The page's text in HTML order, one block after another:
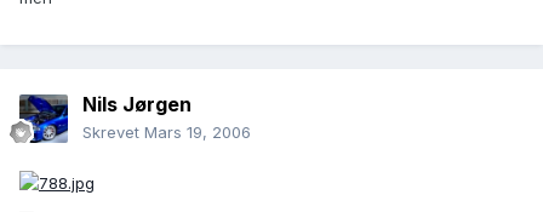
Nils Jørgen
Skrevet Mars 19, 2006